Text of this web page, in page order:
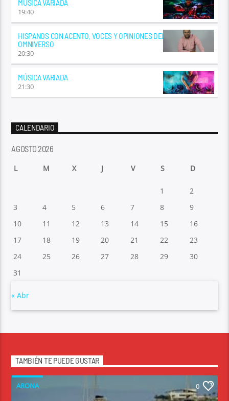
MÚSICA VARIADA
19:40
HISPANOS CON ACENTO. VOCES Y OPINIONES DEL
OMNIVERSO
20:30
MÚSICA VARIADA
21:30
CALENDARIO
AGOSTO 2026
L M X J V S D
1
2
3
4 5 6 7 8
9
10
11 12 13 14 15
16
17
18 19 20 21 22
23
24
25 26 27 28 29
30
31
« Abr
TAMBIÉN TE PUEDE GUSTAR
ARONA 0